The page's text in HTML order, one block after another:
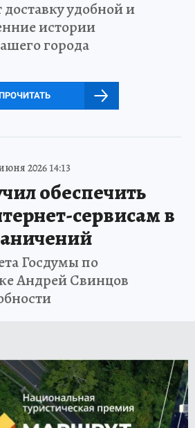
удобной и
истории
города
2026 14:13
обеспечить
сервисам в
Госдумы по
Андрей Свинцов